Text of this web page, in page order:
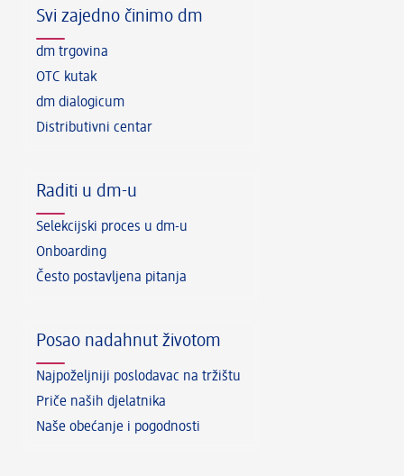
Svi zajedno činimo dm
dm trgovina
OTC kutak
dm dialogicum
Distributivni centar
Raditi u dm-u
Selekcijski proces u dm-u
Onboarding
Često postavljena pitanja
Posao nadahnut životom
Najpoželjniji poslodavac na tržištu
Priče naših djelatnika
Naše obećanje i pogodnosti